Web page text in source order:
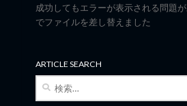
成功してもエラーが表示される問題
でファイルを差し替えました
ARTICLE SEARCH